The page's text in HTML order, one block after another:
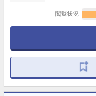
閲覧状況